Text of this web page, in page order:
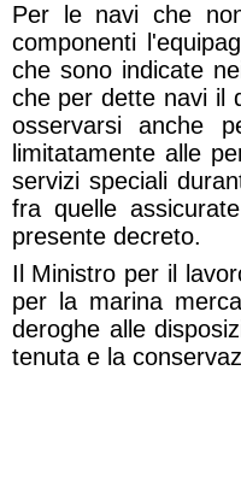
Per le navi che
componenti
che sono indicate
che per dette navi il
osservarsi anche
limitatamente alle
servizi speciali
fra quelle
presente decreto.
Il Ministro per il
per la marina
deroghe alle
tenuta e la